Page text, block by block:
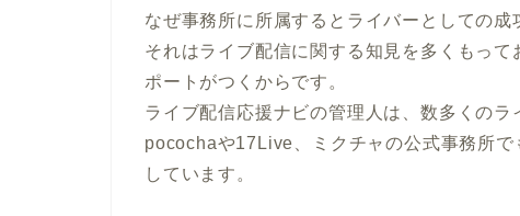
なぜ事務所に所属するとライバーとしての成
それはライブ配信に関する知見を多くもっ
ポートがつくからです。
ライブ配信応援ナビの管理人は、数多くの
pocochaや17Live、ミクチャの公式事務所で
しています。